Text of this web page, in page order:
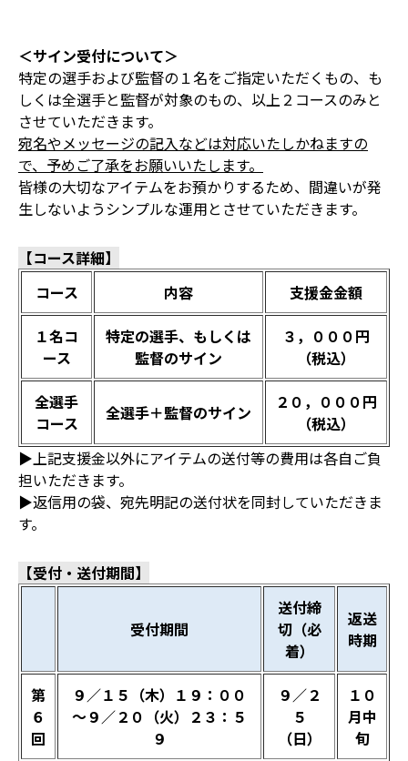
＜サイン受付について＞
特定の選手および監督の１名をご指定いただくもの、も
しくは全選手と監督が対象のもの、以上２コースのみと
させていただきます。
宛名やメッセージの記入などは対応いたしかねますの
で、予めご了承をお願いいたします。
皆様の大切なアイテムをお預かりするため、間違いが発
生しないようシンプルな運用とさせていただきます。
【コース詳細】
コース
内容
支援金金額
１名コ
ース
特定の選手、もしくは
監督のサイン
３，０００円
（税込）
全選手
コース
全選手＋監督のサイン
２０，０００円
（税込）
▶上記支援金以外にアイテムの送付等の費用は各自ご負
担いただきます。
▶返信用の袋、宛先明記の送付状を同封していただきま
す。
【受付・送付期間】
受付期間
送付締
切（必
着）
返送
時期
第
６
回
９／１５（木）１９：００
～９／２０（火）２３：５
９
９／２
５
（日）
１０
月中
旬